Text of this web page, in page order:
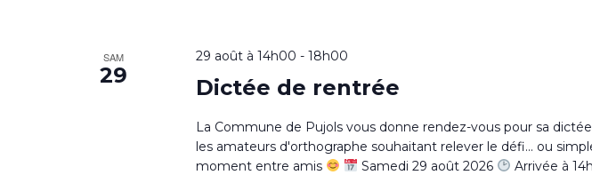
SAM
29
29 août à 14h00 - 18h00
Dictée de rentrée
La Commune de Pujols vous donne rendez-vous pour sa
les amateurs d'orthographe souhaitant relever le défi... ou
moment entre amis
Samedi 29 août 2026
Arrivée à